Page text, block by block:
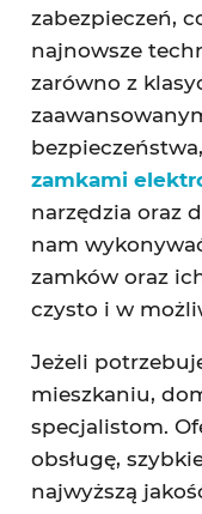
zabezpieczeń,
najnowsze
zarówno z
zamkami
narzędzia oraz
nam
zamków oraz
czysto i w
Jeżeli
mieszkaniu,
specjalistom.
obsługę,
najwyższą